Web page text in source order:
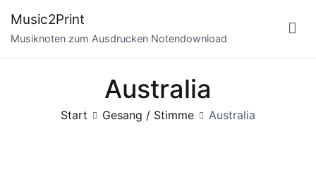
Inhalt
springen
Music2Print
Musiknoten zum Ausdrucken Notendownload
Australia
Start Gesang / Stimme Australia